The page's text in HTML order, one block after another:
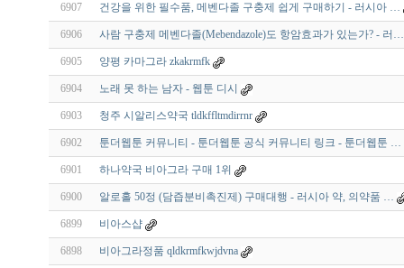
6907 건강을 위한 필수품, 메벤다졸 구충제 쉽게 구매하기 - 러시아 …
6906 사람 구충제 메벤다졸(Mebendazole)도 항암효과가 있는가? - 러…
6905 양평 카마그라 zkakrmfk
6904 노래 못 하는 남자 - 웹툰 디시
6903 청주 시알리스약국 tldkffltmdirrnr
6902 툰더웹툰 커뮤니티 - 툰더웹툰 공식 커뮤니티 링크 - 툰더웹툰 …
6901 하나약국 비아그라 구매 1위
6900 알로홀 50정 (담즙분비촉진제) 구매대행 - 러시아 약, 의약품 …
6899 비아스샵
6898 비아그라정품 qldkrmfkwjdvna